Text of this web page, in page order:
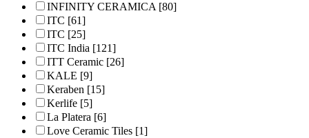
INFINITY CERAMICA[80]
ITC [61]
ITC [25]
ITC India [121]
ITT Ceramic [26]
KALE [9]
Keraben [15]
Kerlife [5]
La Platera [6]
Love Ceramic Tiles [1]